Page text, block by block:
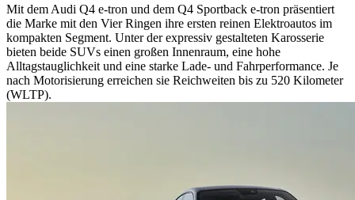
Mit dem Audi Q4 e-tron und dem Q4 Sportback e-tron präsentiert
die Marke mit den Vier Ringen ihre ersten reinen Elektroautos im
kompakten Segment. Unter der expressiv gestalteten Karosserie
bieten beide SUVs einen großen Innenraum, eine hohe
Alltagstauglichkeit und eine starke Lade- und Fahrperformance. Je
nach Motorisierung erreichen sie Reichweiten bis zu 520 Kilometer
(WLTP).